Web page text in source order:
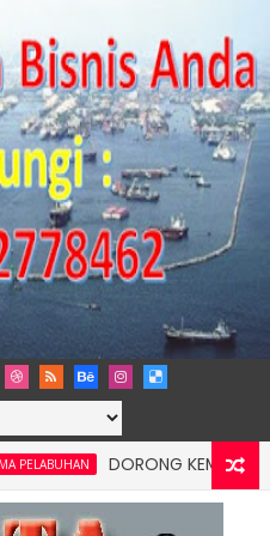
DORONG KEMANDIRIAN